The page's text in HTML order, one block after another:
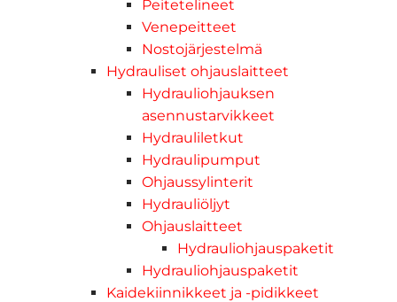
Peitetelineet
Venepeitteet
Nostojärjestelmä
Hydrauliset ohjauslaitteet
Hydrauliohjauksen
asennustarvikkeet
Hydrauliletkut
Hydraulipumput
Ohjaussylinterit
Hydrauliöljyt
Ohjauslaitteet
Hydrauliohjauspaketit
Hydrauliohjauspaketit
Kaidekiinnikkeet ja -pidikkeet